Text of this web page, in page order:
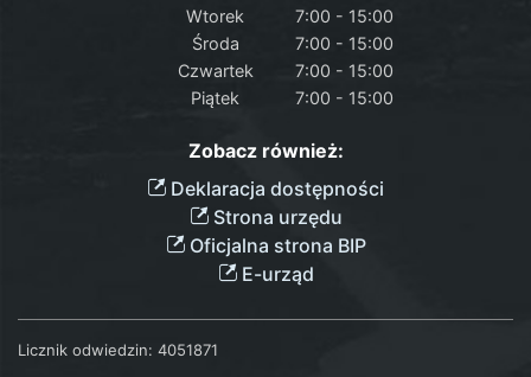
Wtorek
7:00 - 15:00
Środa
7:00 - 15:00
Czwartek
7:00 - 15:00
Piątek
7:00 - 15:00
Zobacz również:
Deklaracja dostępności
Strona urzędu
Oficjalna strona BIP
E-urząd
Licznik odwiedzin: 4051871